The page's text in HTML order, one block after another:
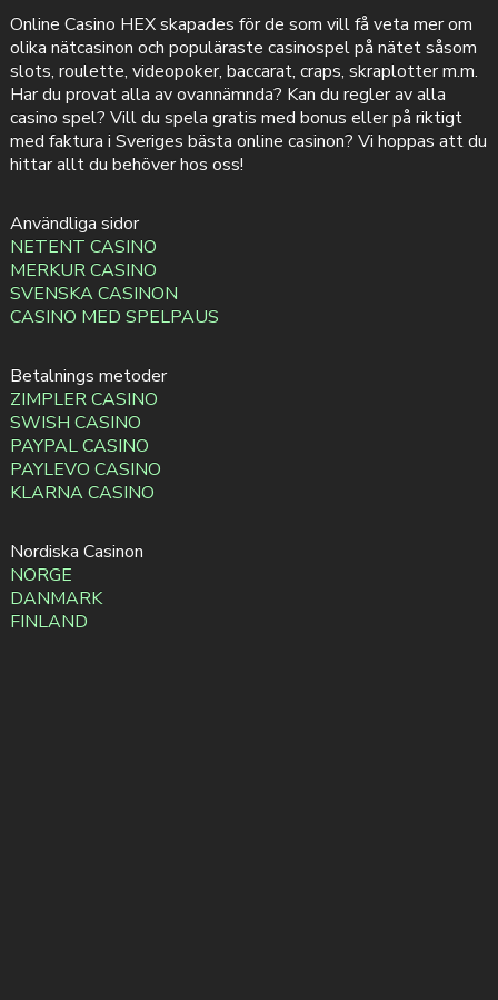
Online Casino HEX skapades för de som vill få veta mer om
olika nätcasinon och populäraste casinospel på nätet såsom
slots, roulette, videopoker, baccarat, craps, skraplotter m.m.
Har du provat alla av ovannämnda? Kan du regler av alla
casino spel? Vill du spela gratis med bonus eller på riktigt
med faktura i Sveriges bästa online casinon? Vi hoppas att du
hittar allt du behöver hos oss!
Användliga sidor
NETENT CASINO
MERKUR CASINO
SVENSKA CASINON
CASINO MED SPELPAUS
Betalnings metoder
ZIMPLER CASINO
SWISH CASINO
PAYPAL CASINO
PAYLEVO CASINO
KLARNA CASINO
Nordiska Casinon
NORGE
DANMARK
FINLAND